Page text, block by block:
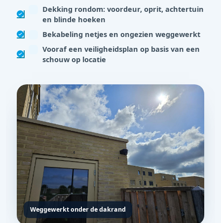
Dekking rondom: voordeur, oprit, achtertuin
en blinde hoeken
Bekabeling netjes en ongezien weggewerkt
Vooraf een veiligheidsplan op basis van een
schouw op locatie
Weggewerkt onder de dakrand